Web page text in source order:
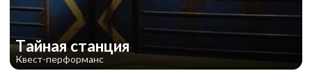
Тайная станция
Квест-перформанс